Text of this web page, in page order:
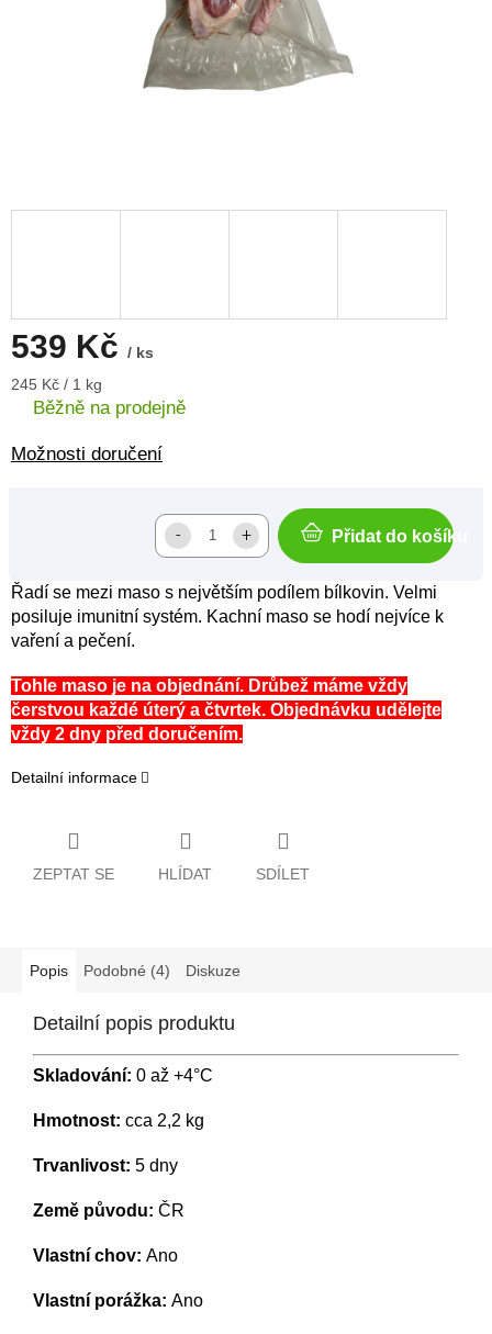
539 Kč / ks
Měrná
cena:
245 Kč / 1 kg
Běžně na prodejně
Možnosti doručení
Přidat do košíku
Řadí se mezi maso s největším podílem bílkovin. Velmi
posiluje imunitní systém. Kachní maso se hodí nejvíce k
vaření a pečení.
Tohle maso je na objednání. Drůbež máme vždy
čerstvou každé úterý a čtvrtek. Objednávku udělejte
vždy 2 dny před doručením.
Detailní informace
ZEPTAT SE HLÍDAT SDÍLET
Popis Podobné (4) Diskuze
Detailní popis produktu
Skladování: 0 až +4°C
Hmotnost: cca 2,2 kg
Trvanlivost: 5 dny
Země původu: ČR
Vlastní chov: Ano
Vlastní porážka: Ano